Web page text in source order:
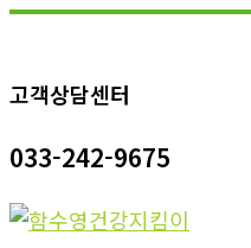
콘
츠
건
너
뛰
고객상담센터
033-242-9675